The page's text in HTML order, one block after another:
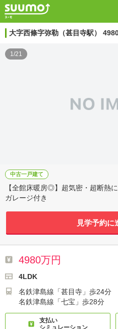
大字西條字弥勒（甚目寺駅）
1/21
中古一戸建て
【全館床暖房◎】超気密・超断熱
ガレージ付き
見学予約に
4980万円
4LDK
名鉄津島線「甚目寺」歩24分
名鉄津島線「七宝」歩28分
支払い
シミュレーション